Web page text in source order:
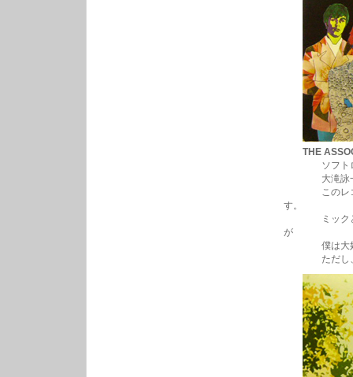
THE
ソフトロッ
大滝詠一さ
このレコー
す。
ミックとキ
が
僕は大好
ただし、僕